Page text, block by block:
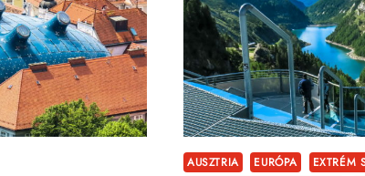
AUSZTRIA EURÓPA
EXTRÉM